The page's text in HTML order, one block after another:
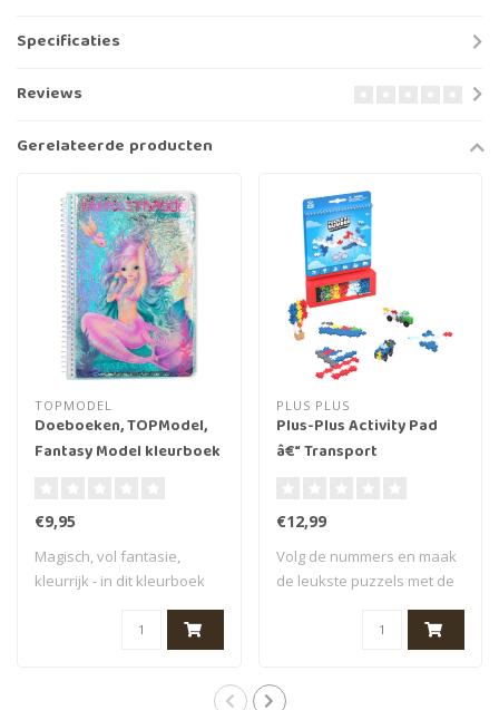
Specificaties
Reviews
Gerelateerde producten
TOPMODEL
Doeboeken, TOPModel,
Fantasy Model kleurboek
€9,95
Magisch, vol fantasie,
kleurrijk - in dit kleurboek
PLUS PLUS
Plus-Plus Activity Pad
â€“ Transport
€12,99
Volg de nummers en maak
de leukste puzzels met de